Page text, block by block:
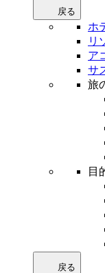
戻る
ホ
リ
ア
サ
旅
目
戻る